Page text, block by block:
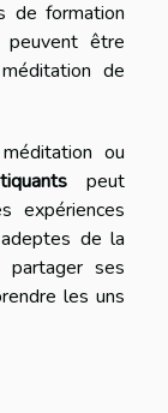
de formation
peuvent être
de
ou
peut
expériences
de la
partager ses
les uns